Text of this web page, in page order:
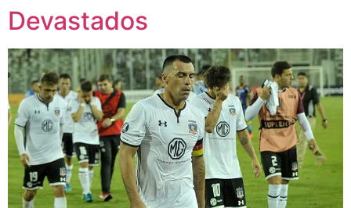
Devastados